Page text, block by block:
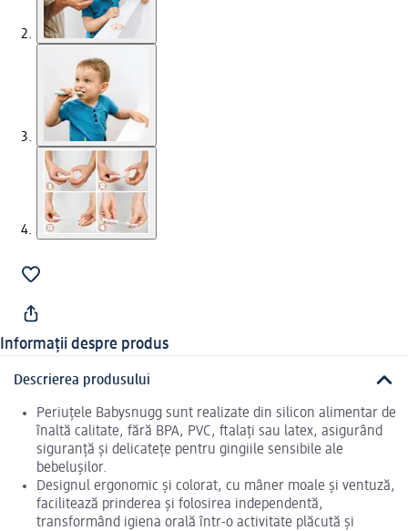
Informații despre produs
Descrierea produsului
Periuțele Babysnugg sunt realizate din silicon alimentar de
înaltă calitate, fără BPA, PVC, ftalați sau latex, asigurând
siguranță și delicatețe pentru gingiile sensibile ale
bebelușilor.
Designul ergonomic și colorat, cu mâner moale și ventuză,
facilitează prinderea și folosirea independentă,
transformând igiena orală într-o activitate plăcută și